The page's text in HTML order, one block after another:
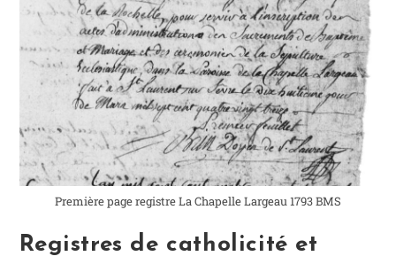
Première page registre La Chapelle Largeau 1793 BMS
Registres de catholicité et